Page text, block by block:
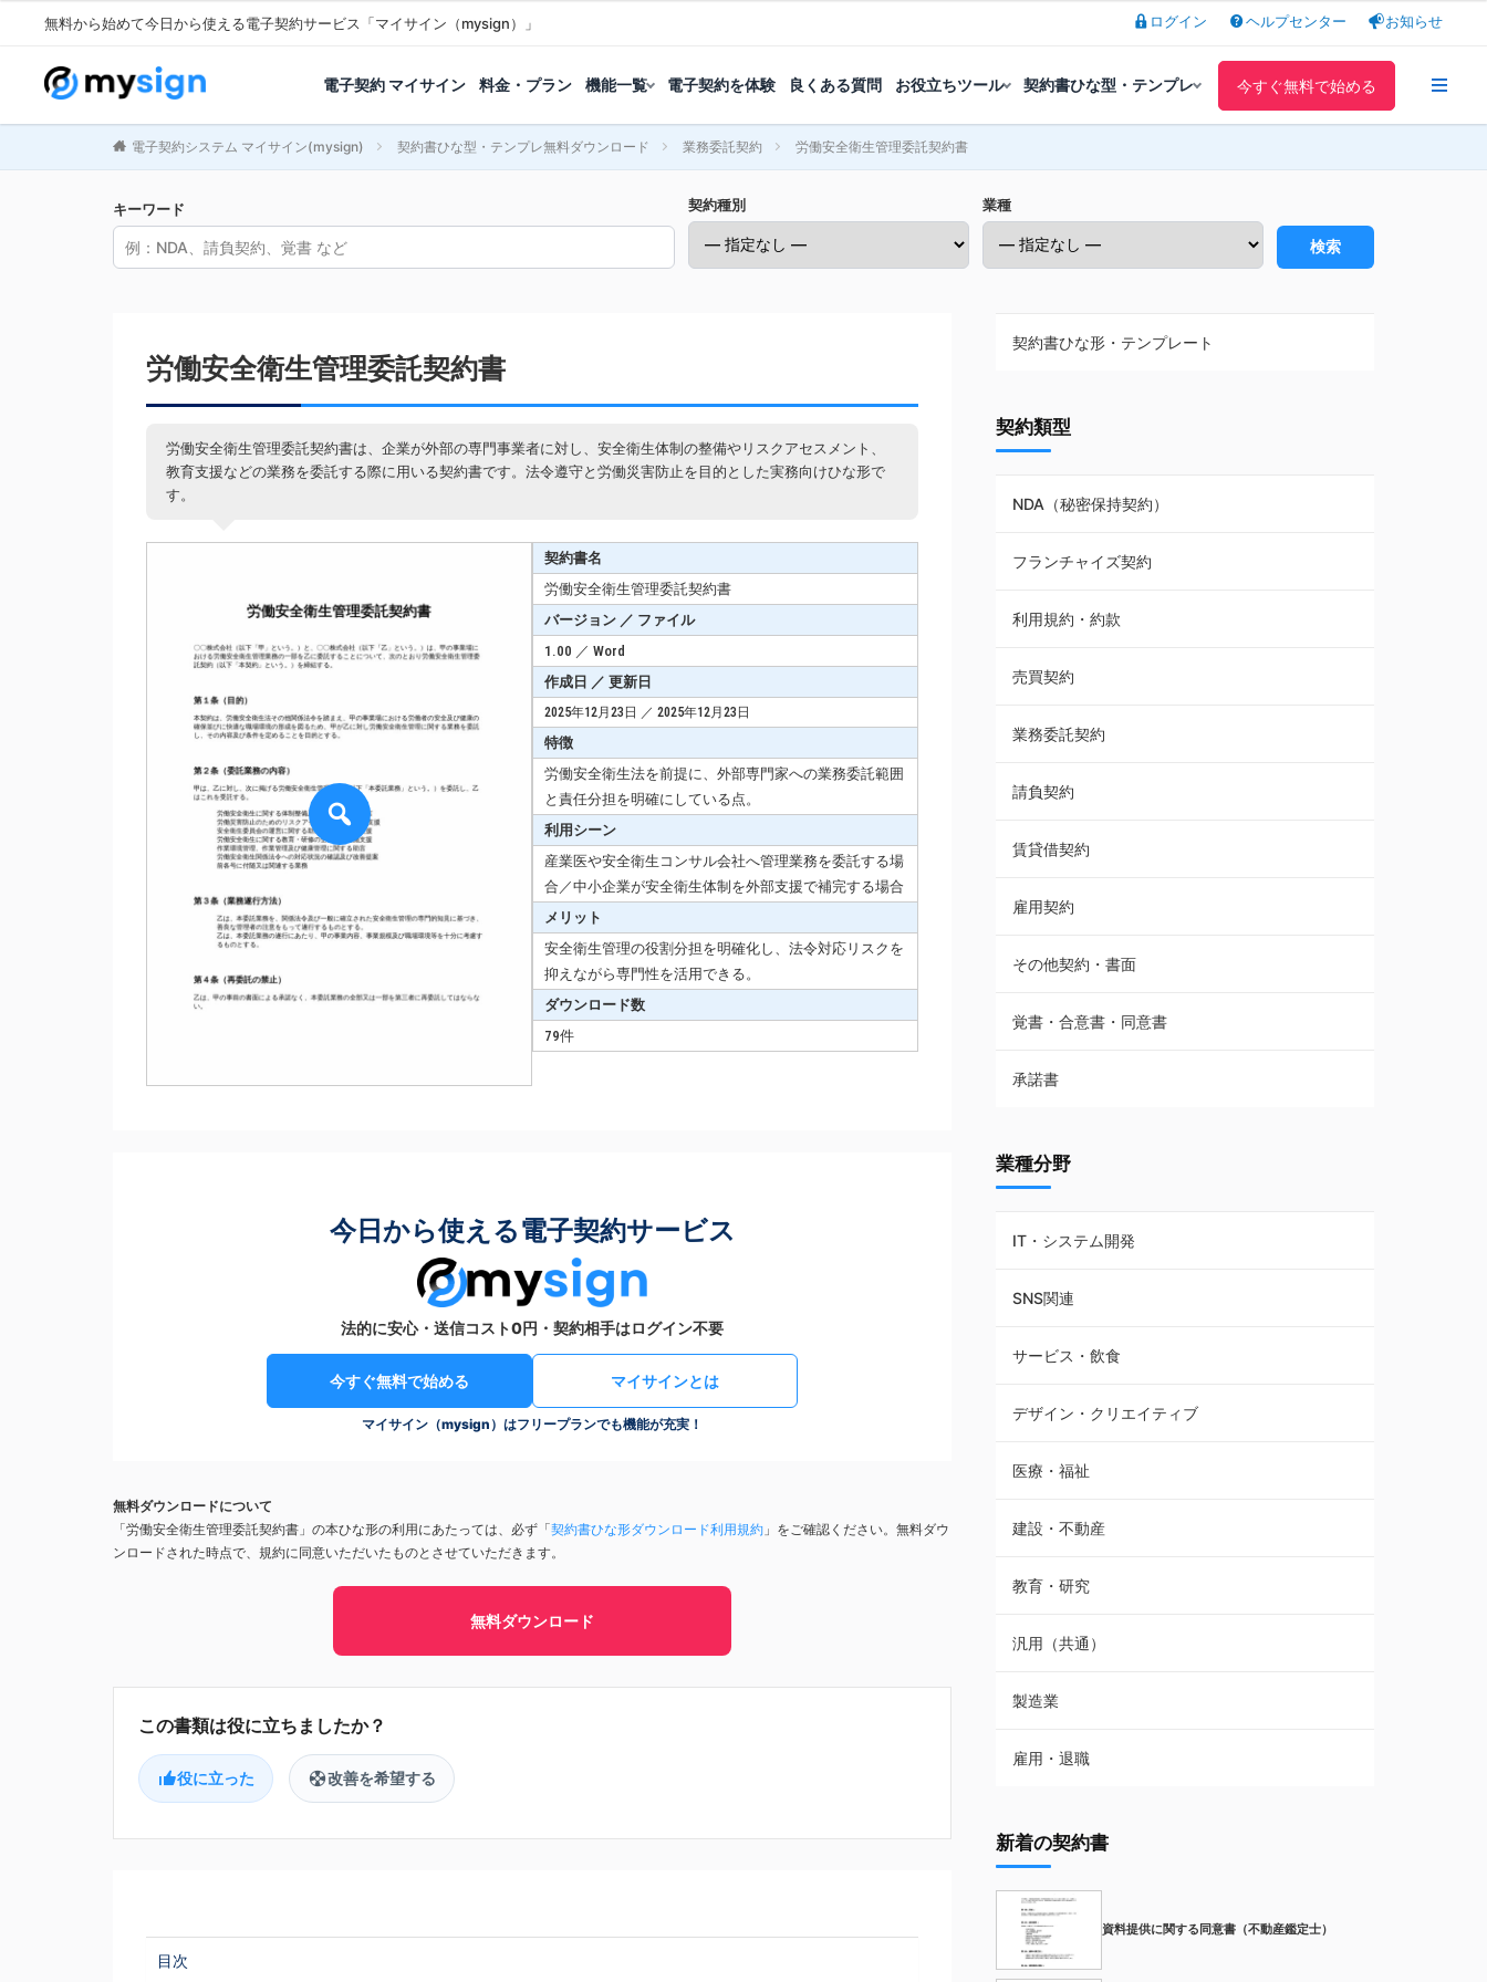
無料から始めて今日から使える電子契約サービス「マイサイン（mysign）」 ログイン ヘルプセンター お知らせ
電子契約 マイサイン 料金・プラン 機能一覧 電子契約を体験 良くある質問 お役立ちツール 契約書ひな型・テンプレ 今すぐ無料で始める
電子契約システム マイサイン(mysign) 契約書ひな型・テンプレ無料ダウンロード 業務委託契約 労働安全衛生管理委託契約書
キーワード 契約種別 業種
検索
労働安全衛生管理委託契約書
労働安全衛生管理委託契約書は、企業が外部の専門事業者に対し、安全衛生体制の整備やリスクアセスメント、
教育支援などの業務を委託する際に用いる契約書です。法令遵守と労働災害防止を目的とした実務向けひな形で
す。
契約書名
労働安全衛生管理委託契約書
バージョン ／ ファイル
1.00 ／ Word
作成日 ／ 更新日
2025年12月23日 ／ 2025年12月23日
特徴
労働安全衛生法を前提に、外部専門家への業務委託範囲
と責任分担を明確にしている点。
利用シーン
産業医や安全衛生コンサル会社へ管理業務を委託する場
合／中小企業が安全衛生体制を外部支援で補完する場合
メリット
安全衛生管理の役割分担を明確化し、法令対応リスクを
抑えながら専門性を活用できる。
ダウンロード数
79件
今日から使える電子契約サービス
法的に安心・送信コスト0円・契約相手はログイン不要
今すぐ無料で始める マイサインとは
マイサイン（mysign）はフリープランでも機能が充実！
無料ダウンロードについて
「労働安全衛生管理委託契約書」の本ひな形の利用にあたっては、必ず「契約書ひな形ダウンロード利用規約 」をご確認ください。無料ダウ
ンロードされた時点で、規約に同意いただいたものとさせていただきます。
無料ダウンロード
役に立った 改善を希望する
目次
契約書ひな形・テンプレート
NDA（秘密保持契約）
業務委託契約
利用規約・約款
覚書・合意書・同意書
承諾書
雇用契約
その他契約・書面
売買契約
株主総会議事録・関連書類
請負契約
フランチャイズ契約
賃貸借契約
契約類型
NDA（秘密保持契約）
フランチャイズ契約
利用規約・約款
売買契約
業務委託契約
請負契約
賃貸借契約
雇用契約
その他契約・書面
覚書・合意書・同意書
承諾書
業種分野
IT・システム開発
SNS関連
サービス・飲食
デザイン・クリエイティブ
医療・福祉
建設・不動産
教育・研究
汎用（共通）
製造業
雇用・退職
新着の契約書
資料提供に関する同意書（不動産鑑定士）